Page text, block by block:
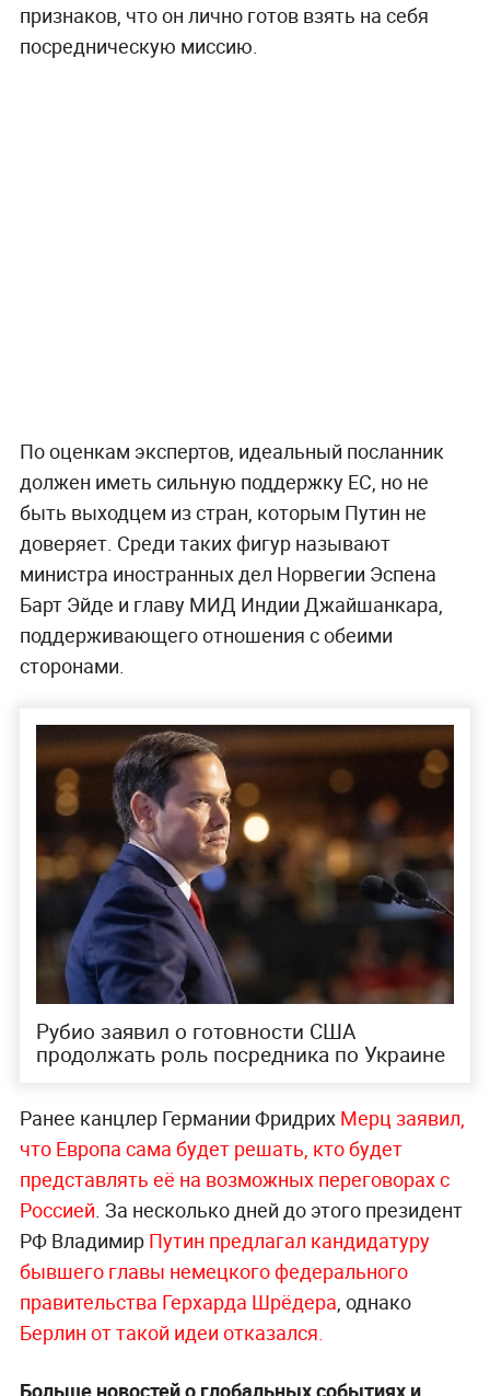
признаков, что он лично готов взять на себя
посредническую миссию.
По оценкам экспертов, идеальный посланник
должен иметь сильную поддержку ЕС, но не
быть выходцем из стран, которым Путин не
доверяет. Среди таких фигур называют
министра иностранных дел Норвегии Эспена
Барт Эйде и главу МИД Индии Джайшанкара,
поддерживающего отношения с обеими
сторонами.
Рубио заявил о готовности США
продолжать роль посредника по Украине
Ранее канцлер Германии Фридрих Мерц заявил,
что Европа сама будет решать, кто будет
представлять её на возможных переговорах с
Россией. За несколько дней до этого президент
РФ Владимир Путин предлагал кандидатуру
бывшего главы немецкого федерального
правительства Герхарда Шрёдера, однако
Берлин от такой идеи отказался.
Больше новостей о глобальных событиях и